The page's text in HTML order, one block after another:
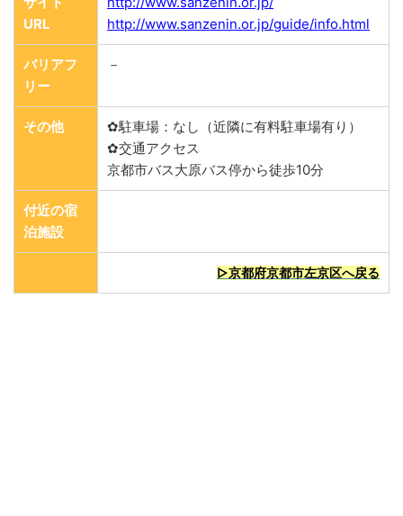
URL
http://www.sanzenin.or.jp/guide/info.html
バリアフ
リー
－
その他
✿駐車場：なし（近隣に有料駐車場有り）
✿交通アクセス
京都市バス大原バス停から徒歩10分
付近の宿
泊施設
▷京都府京都市左京区へ戻る